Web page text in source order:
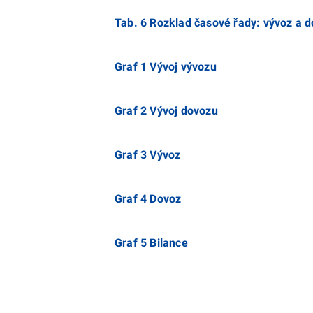
Tab. 6 Rozklad časové řady: vývoz a
Graf 1 Vývoj vývozu
Graf 2 Vývoj dovozu
Graf 3 Vývoz
Graf 4 Dovoz
Graf 5 Bilance